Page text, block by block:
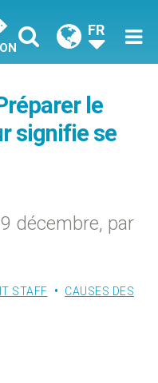
FR
le
signifie se
décembre, par
STAFF
CAUSES DES